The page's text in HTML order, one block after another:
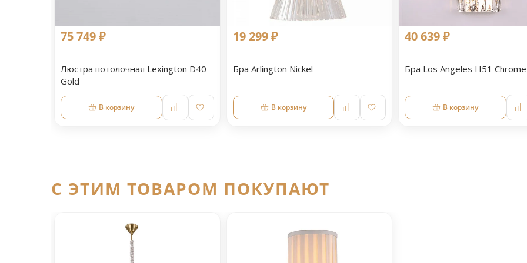
75 749 ₽
Люстра потолочная Lexington D40
Gold
В корзину
19 299 ₽
Бра Arlington Nickel
В корзину
40 639 ₽
Бра Los Angeles H51 Chrome
В корзину
C ЭТИМ ТОВАРОМ ПОКУПАЮТ